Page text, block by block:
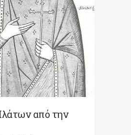
από την